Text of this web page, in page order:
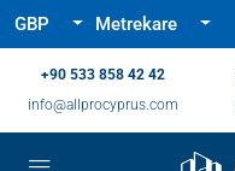
GBP Metrekare
‪+90 533 858 42 42‬
info@allprocyprus.com